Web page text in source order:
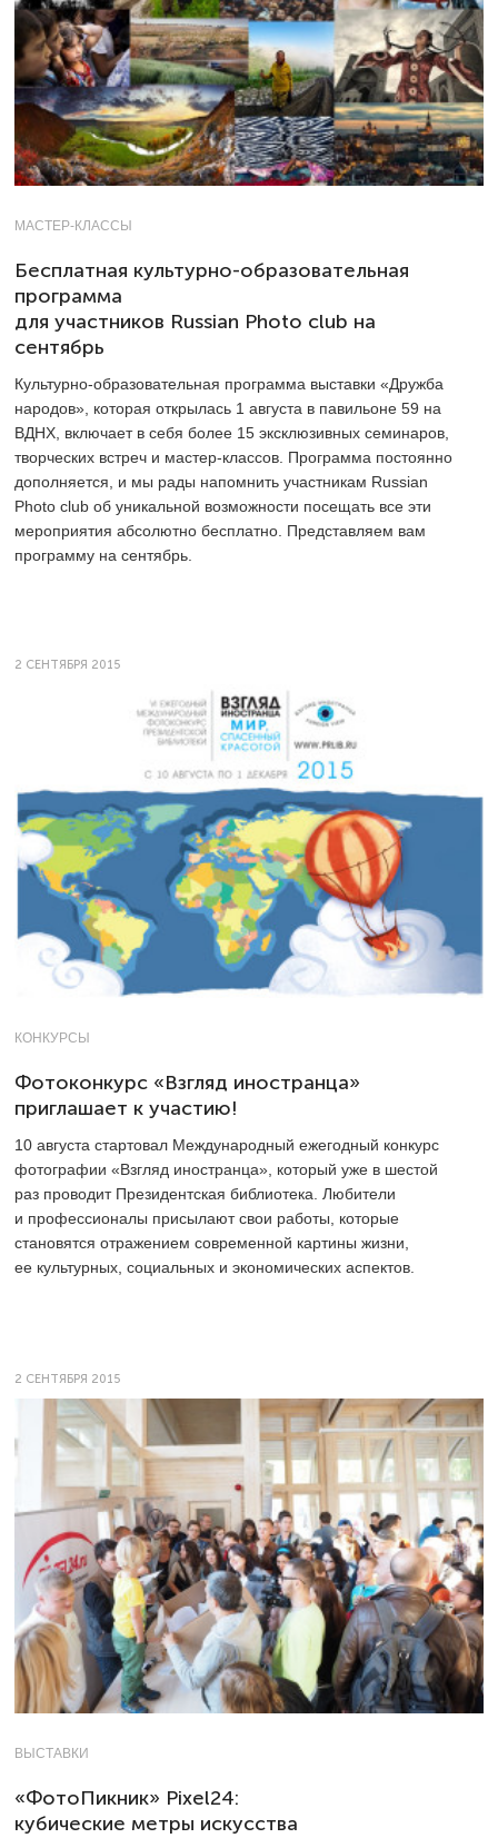
МАСТЕР-КЛАССЫ
Бесплатная культурно-образовательная
программа
для участников Russian Photo club на
сентябрь
Культурно-образовательная программа выставки «Дружба
народов», которая открылась 1 августа в павильоне 59 на
ВДНХ, включает в себя более 15 эксклюзивных семинаров,
творческих встреч и мастер-классов. Программа постоянно
дополняется, и мы рады напомнить участникам Russian
Photo club об уникальной возможности посещать все эти
мероприятия абсолютно бесплатно. Представляем вам
программу на сентябрь.
2 СЕНТЯБРЯ 2015
КОНКУРСЫ
Фотоконкурс «Взгляд иностранца»
приглашает к участию!
10 августа стартовал Международный ежегодный конкурс
фотографии «Взгляд иностранца», который уже в шестой
раз проводит Президентская библиотека. Любители
и профессионалы присылают свои работы, которые
становятся отражением современной картины жизни,
ее культурных, социальных и экономических аспектов.
2 СЕНТЯБРЯ 2015
ВЫСТАВКИ
«ФотоПикник» Pixel24:
кубические метры искусства